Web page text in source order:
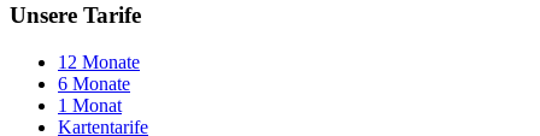
Unsere Tarife
12 Monate
6 Monate
1 Monat
Kartentarife